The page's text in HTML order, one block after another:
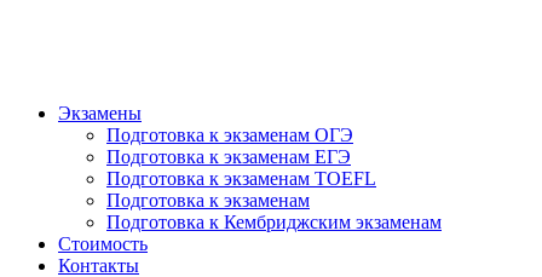
Экзамены
Подготовка к экзаменам ОГЭ
Подготовка к экзаменам ЕГЭ
Подготовка к экзаменам TOEFL
Подготовка к экзаменам
Подготовка к Кембриджским экзаменам
Стоимость
Контакты